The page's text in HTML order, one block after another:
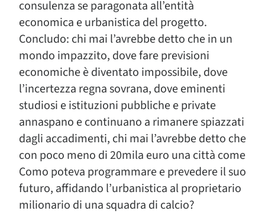
consulenza se paragonata all’entità
economica e urbanistica del progetto.
Concludo: chi mai l’avrebbe detto che in un
mondo impazzito, dove fare previsioni
economiche è diventato impossibile, dove
l’incertezza regna sovrana, dove eminenti
studiosi e istituzioni pubbliche e private
annaspano e continuano a rimanere spiazzati
dagli accadimenti, chi mai l’avrebbe detto che
con poco meno di 20mila euro una città come
Como poteva programmare e prevedere il suo
futuro, affidando l’urbanistica al proprietario
milionario di una squadra di calcio?